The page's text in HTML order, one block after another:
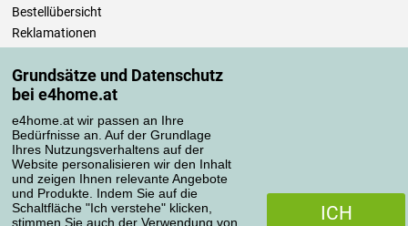
Grundsätze und Datenschutz
bei e4home.at
e4home.at wir passen an Ihre
Bedürfnisse an. Auf der Grundlage
Ihres Nutzungsverhaltens auf der
Website personalisieren wir den Inhalt
und zeigen Ihnen relevante Angebote
und Produkte. Indem Sie auf die
Schaltfläche "Ich verstehe" klicken,
stimmen Sie auch der Verwendung von
ICH
Bestellübersicht
Reklamationen
Einfach mehr wissen
Richtlinien zur Verarbeitung von Bewertungen
Transportarten
Zahlungsmethoden